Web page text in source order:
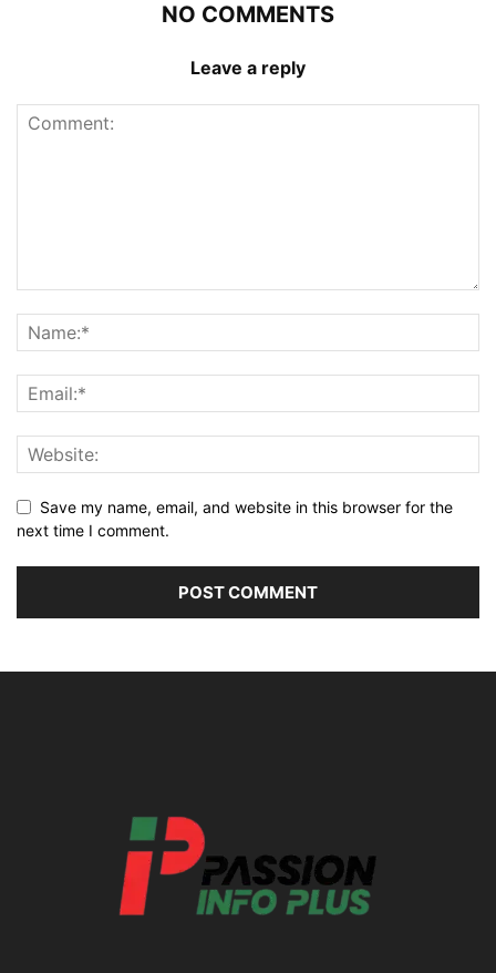
NO COMMENTS
Leave a reply
Save my name, email, and website in this browser for the
next time I comment.